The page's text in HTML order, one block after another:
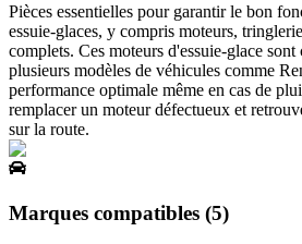
Pièces essentielles pour garantir le bon
essuie-glaces, y compris moteurs,
complets. Ces moteurs d'essuie-glace
plusieurs modèles de véhicules comme
performance optimale même en cas de
remplacer un moteur défectueux et
sur la route.
Marques compatibles (5)